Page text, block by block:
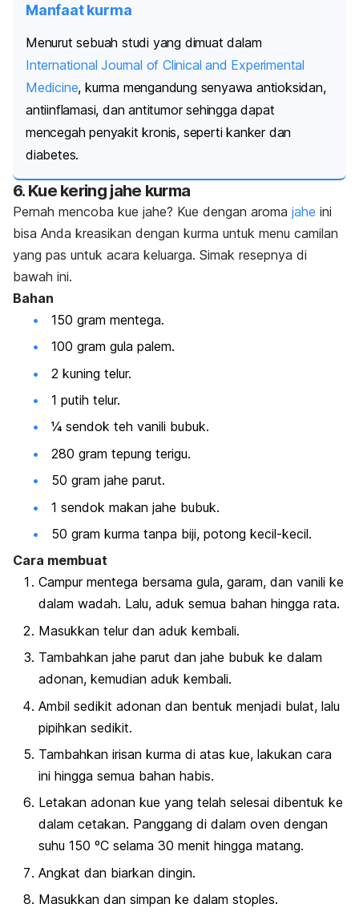
Manfaat kurma
Menurut sebuah studi yang dimuat dalam
International Journal of Clinical and Experimental
Medicine, kurma mengandung senyawa antioksidan,
antiinflamasi, dan antitumor sehingga dapat
mencegah penyakit kronis, seperti kanker dan
diabetes.
6. Kue kering jahe kurma
Pernah mencoba kue jahe? Kue dengan aroma jahe ini
bisa Anda kreasikan dengan kurma untuk menu camilan
yang pas untuk acara keluarga. Simak resepnya di
bawah ini.
Bahan
150 gram mentega.
100 gram gula palem.
2 kuning telur.
1 putih telur.
¼ sendok teh vanili bubuk.
280 gram tepung terigu.
50 gram jahe parut.
1 sendok makan jahe bubuk.
50 gram kurma tanpa biji, potong kecil-kecil.
Cara membuat
Campur mentega bersama gula, garam, dan vanili ke
dalam wadah. Lalu, aduk semua bahan hingga rata.
Masukkan telur dan aduk kembali.
Tambahkan jahe parut dan jahe bubuk ke dalam
adonan, kemudian aduk kembali.
Ambil sedikit adonan dan bentuk menjadi bulat, lalu
pipihkan sedikit.
Tambahkan irisan kurma di atas kue, lakukan cara
ini hingga semua bahan habis.
Letakan adonan kue yang telah selesai dibentuk ke
dalam cetakan. Panggang di dalam oven dengan
suhu 150 ºC selama 30 menit hingga matang.
Angkat dan biarkan dingin.
Masukkan dan simpan ke dalam stoples.